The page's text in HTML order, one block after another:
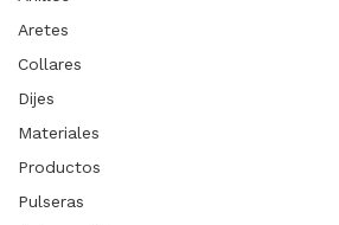
Aretes
Collares
Dijes
Materiales
Productos
Pulseras